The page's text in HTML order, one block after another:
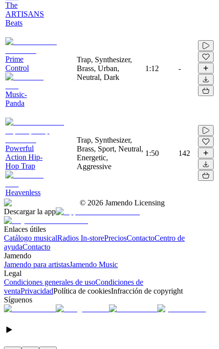
The
ARTISANS
Beats
Prime
Control
Music-
Panda
Trap, Synthesizer,
Brass, Urban,
Neutral, Dark
1:12 -
Powerful
Action Hip-
Hop Trap
Heavenless
Trap, Synthesizer,
Brass, Sport, Neutral,
Energetic,
Aggressive
1:50 142
© 2026 Jamendo Licensing
Descargar la app
Enlaces útiles
Catálogo musicalRadios In-storePreciosContactoCentro de
ayudaContacto
Jamendo
Jamendo para artistasJamendo Music
Legal
Condiciones generales de usoCondiciones de
ventaPrivacidadPolítica de cookiesInfracción de copyright
Síguenos